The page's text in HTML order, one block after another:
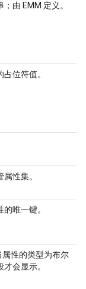
由 EMM 定义。
位符值。
性集。
唯一键。
属性的类型为布尔
会显示。